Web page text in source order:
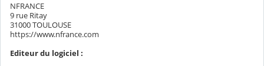
NFRANCE
9 rue Ritay
31000 TOULOUSE
https://www.nfrance.com
Editeur du logiciel :